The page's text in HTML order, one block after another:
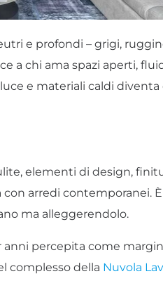
e profondi – grigi,
a chi ama spazi aperti,
e materiali caldi
elementi di design,
arredi contemporanei.
ma alleggerendolo.
anni percepita come
complesso della Nuvola